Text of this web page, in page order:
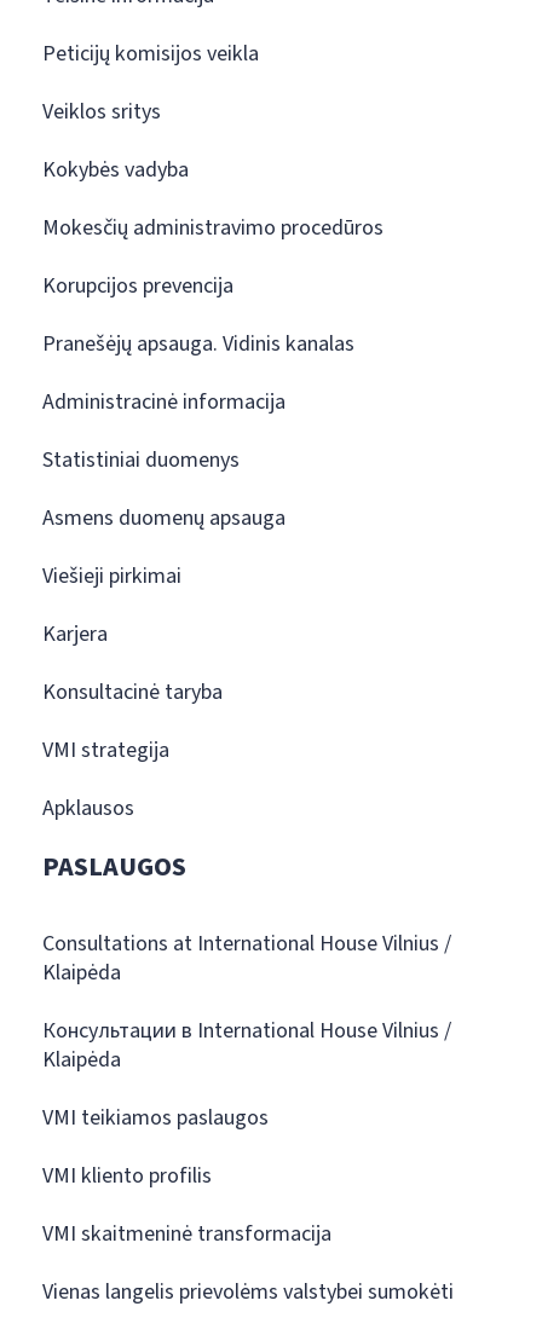
Peticijų komisijos veikla
Veiklos sritys
Kokybės vadyba
Mokesčių administravimo procedūros
Korupcijos prevencija
Pranešėjų apsauga. Vidinis kanalas
Administracinė informacija
Statistiniai duomenys
Asmens duomenų apsauga
Viešieji pirkimai
Karjera
Konsultacinė taryba
VMI strategija
Apklausos
PASLAUGOS
Consultations at International House Vilnius /
Klaipėda
Консультации в International House Vilnius /
Klaipėda
VMI teikiamos paslaugos
VMI kliento profilis
VMI skaitmeninė transformacija
Vienas langelis prievolėms valstybei sumokėti